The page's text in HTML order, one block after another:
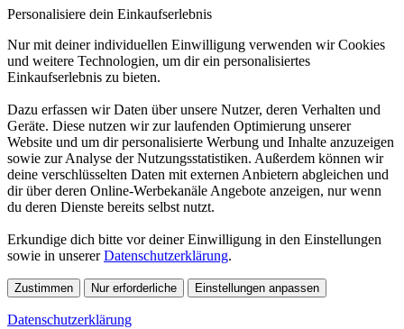
Personalisiere dein Einkaufserlebnis
Nur mit deiner individuellen Einwilligung verwenden wir Cookies
und weitere Technologien, um dir ein personalisiertes
Einkaufserlebnis zu bieten.
Dazu erfassen wir Daten über unsere Nutzer, deren Verhalten und
Geräte. Diese nutzen wir zur laufenden Optimierung unserer
Website und um dir personalisierte Werbung und Inhalte anzuzeigen
sowie zur Analyse der Nutzungsstatistiken. Außerdem können wir
deine verschlüsselten Daten mit externen Anbietern abgleichen und
dir über deren Online-Werbekanäle Angebote anzeigen, nur wenn
du deren Dienste bereits selbst nutzt.
Erkundige dich bitte vor deiner Einwilligung in den Einstellungen
sowie in unsererDatenschutzerklärung.
Zustimmen Nur erforderliche Einstellungen anpassen
Datenschutzerklärung